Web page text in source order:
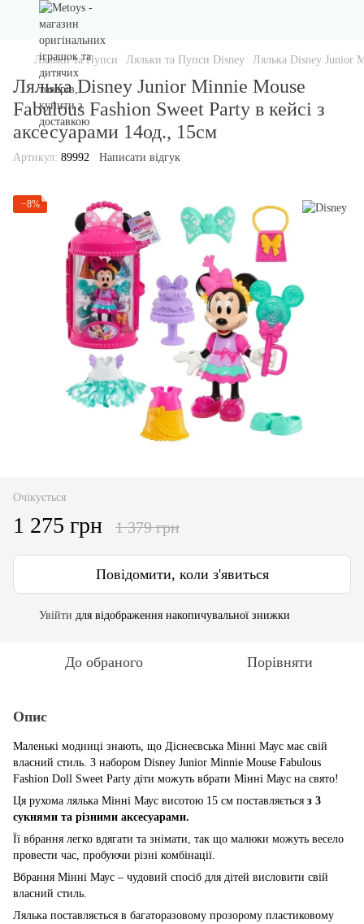
Ляльки та Пупси Ляльки та Пупси Disney Лялька Disney Junior
Лялька Disney Junior Minnie Mouse
Fabulous Fashion Sweet Party в кейсi з
аксесуарами 14од., 15см
Артикул: 89992 Написати відгук
−8%
Очікується
1 275 грн 1 379 грн
Повідомити, коли з'явиться
Увійти для відображення накопичувальної знижки
До обраного Порівняти
Опис
Маленькі модниці знають, що Діснеєвська Мінні Маус має свій
власний стиль. З набором Disney Junior Minnie Mouse Fabulous
Fashion Doll Sweet Party діти можуть вбрати Мінні Маус на свято!
Ця рухома лялька Мінні Маус висотою 15 см поставляється з 3
сукнями та різними аксесуарами.
Її вбрання легко вдягати та знімати, так що малюки можуть весело
провести час, пробуючи різні комбінації.
Вбрання Мінні Маус – чудовий спосіб для дітей висловити свій
власний стиль.
Лялька поставляється в багаторазовому прозорому пластиковому